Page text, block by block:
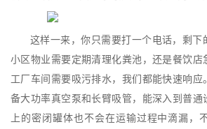
这样一来，你只需要打一个电话，剩
小区物业需要定期清理化粪池，还是餐饮
工厂车间需要吸污排水，我们都能快速响
备大功率真空泵和长臂吸管，能深入到普
上的密闭罐体也不会在运输过程中滴漏，